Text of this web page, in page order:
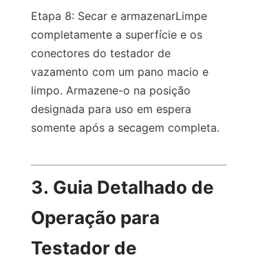
Etapa 8: Secar e armazenarLimpe
completamente a superfície e os
conectores do testador de
vazamento com um pano macio e
limpo. Armazene-o na posição
designada para uso em espera
somente após a secagem completa.
3. Guia Detalhado de
Operação para
Testador de